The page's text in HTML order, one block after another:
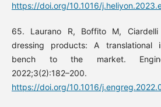
https://doi.org/10.1016/
65. Laurano R, Boffito M,
dressing products: A translational
bench to the market.
https://doi.org/10.1016/